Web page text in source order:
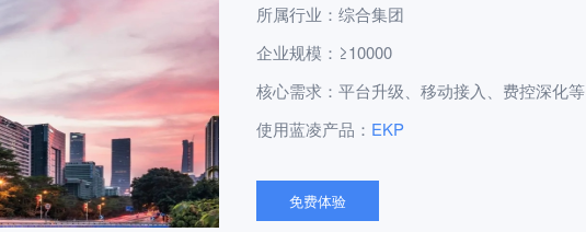
所属行业： 综合集团
企业规模： ≥10000
核心需求： 平台升级、移动接入、费控深化等
使用蓝凌产品： EKP
免费体验